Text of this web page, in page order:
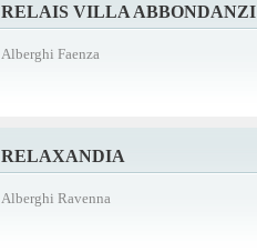
RELAIS VILLA ABBONDANZI
Alberghi Faenza
RELAXANDIA
Alberghi Ravenna